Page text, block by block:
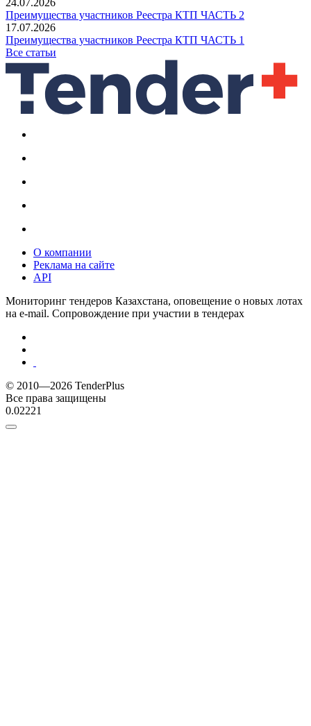
Преимущества участников Реестра КТП ЧАСТЬ 2
17.07.2026
Преимущества участников Реестра КТП ЧАСТЬ 1
Все статьи
О компании
Реклама на сайте
API
Мониторинг тендеров Казахстана, оповещение о новых лотах
на e-mail. Сопровождение при участии в тендерах
© 2010—2026 TenderPlus
Все права защищены
0.02221